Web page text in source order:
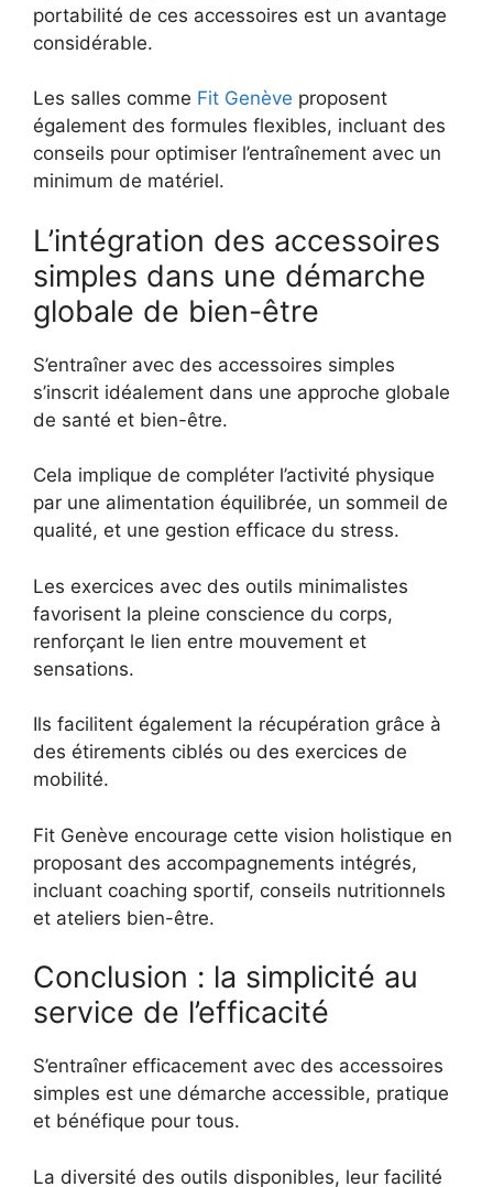
portabilité de ces accessoires est un avantage
considérable.
Les salles comme Fit Genève proposent
également des formules flexibles, incluant des
conseils pour optimiser l’entraînement avec un
minimum de matériel.
L’intégration des accessoires
simples dans une démarche
globale de bien-être
S’entraîner avec des accessoires simples
s’inscrit idéalement dans une approche globale
de santé et bien-être.
Cela implique de compléter l’activité physique
par une alimentation équilibrée, un sommeil de
qualité, et une gestion efficace du stress.
Les exercices avec des outils minimalistes
favorisent la pleine conscience du corps,
renforçant le lien entre mouvement et
sensations.
Ils facilitent également la récupération grâce à
des étirements ciblés ou des exercices de
mobilité.
Fit Genève encourage cette vision holistique en
proposant des accompagnements intégrés,
incluant coaching sportif, conseils nutritionnels
et ateliers bien-être.
Conclusion : la simplicité au
service de l’efficacité
S’entraîner efficacement avec des accessoires
simples est une démarche accessible, pratique
et bénéfique pour tous.
La diversité des outils disponibles, leur facilité